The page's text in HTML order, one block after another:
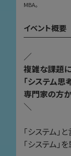
MBA。
イベント概要
／
複雑な課題
「システム思
専門家の方
＼
「システム」
「システム」